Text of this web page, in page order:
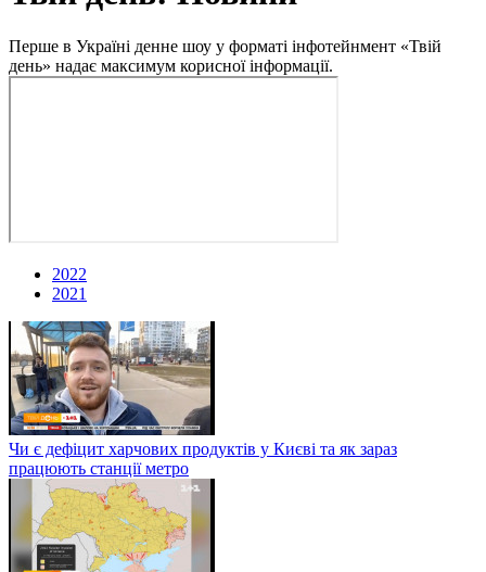
Перше в Україні денне шоу у форматі інфотейнмент «Твій
день» надає максимум корисної інформації.
2022
2021
Чи є дефіцит харчових продуктів у Києві та як зараз
працюють станції метро